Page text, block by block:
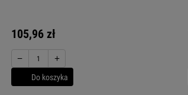
105,96 zł
− +
Do koszyka